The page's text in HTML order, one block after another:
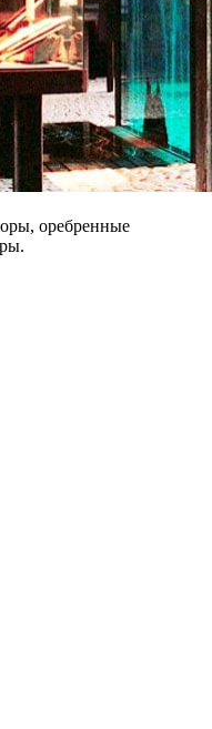
оребренные